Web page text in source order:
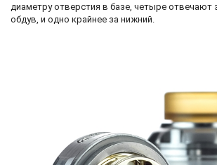
диаметру отверстия в базе, четыре отвечают
обдув, и одно крайнее за нижний.